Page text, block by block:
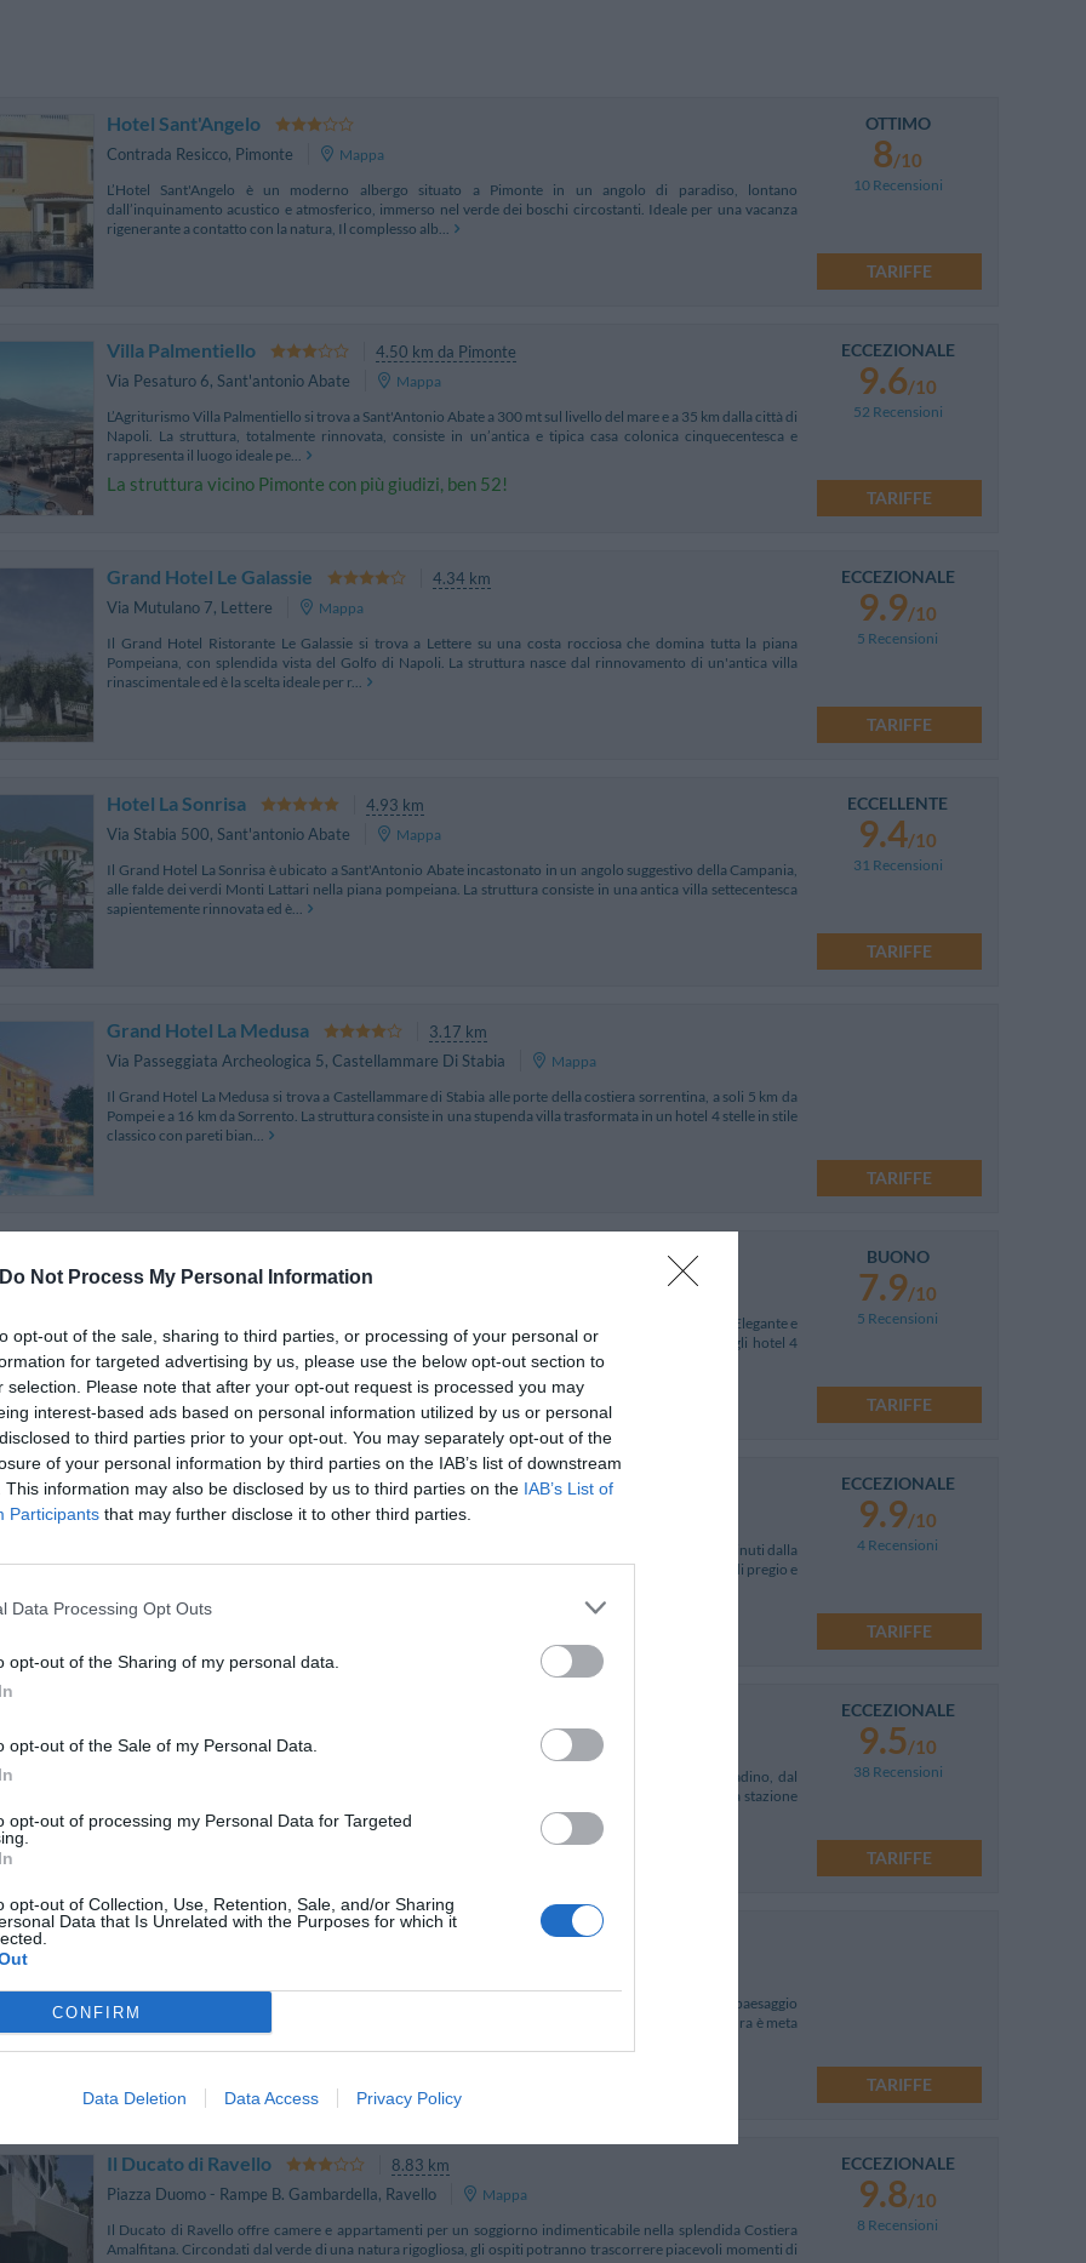
Do Not Process My Personal Information
opt-out of the sale, sharing to third parties, or processing of your personal or
for targeted advertising by us, please use the below opt-out section to
selection. Please note that after your opt-out request is processed you may
interest-based ads based on personal information utilized by us or personal
to third parties prior to your opt-out. You may separately opt-out of the
of your personal information by third parties on the IAB’s list of downstream
This information may also be disclosed by us to third parties on the IAB’s List of
Participants that may further disclose it to other third parties.
Data Processing Opt Outs
opt-out of the Sharing of my personal data.
opt-out of the Sale of my Personal Data.
opt-out of processing my Personal Data for Targeted
opt-out of Collection, Use, Retention, Sale, and/or Sharing
Data that Is Unrelated with the Purposes for which it
CONFIRM
Data Deletion Data Access Privacy Policy
Hotel Sant'Angelo
Contrada Resicco, Pimonte
Mappa
L’Hotel Sant'Angelo è un moderno albergo situato a Pimonte in un angolo di paradiso, lontano
dall’inquinamento acustico e atmosferico, immerso nel verde dei boschi circostanti. Ideale per una vacanza
rigenerante a contatto con la natura, Il complesso alb...
OTTIMO
8/10
10 Recensioni
TARIFFE
Villa Palmentiello
4.50 km da Pimonte
Via Pesaturo 6, Sant'antonio Abate
Mappa
L’Agriturismo Villa Palmentiello si trova a Sant'Antonio Abate a 300 mt sul livello del mare e a 35 km dalla città di
Napoli. La struttura, totalmente rinnovata, consiste in un’antica e tipica casa colonica cinquecentesca e
rappresenta il luogo ideale pe...
La struttura vicino Pimonte con più giudizi, ben 52!
ECCEZIONALE
9.6/10
52 Recensioni
TARIFFE
Grand Hotel Le Galassie
4.34 km
Via Mutulano 7, Lettere
Mappa
Il Grand Hotel Ristorante Le Galassie si trova a Lettere su una costa rocciosa che domina tutta la piana
Pompeiana, con splendida vista del Golfo di Napoli. La struttura nasce dal rinnovamento di un'antica villa
rinascimentale ed è la scelta ideale per r...
ECCEZIONALE
9.9/10
5 Recensioni
TARIFFE
Hotel La Sonrisa
4.93 km
Via Stabia 500, Sant'antonio Abate
Mappa
Il Grand Hotel La Sonrisa è ubicato a Sant'Antonio Abate incastonato in un angolo suggestivo della Campania,
alle falde dei verdi Monti Lattari nella piana pompeiana. La struttura consiste in una antica villa settecentesca
sapientemente rinnovata ed è...
ECCELLENTE
9.4/10
31 Recensioni
TARIFFE
Grand Hotel La Medusa
3.17 km
Via Passeggiata Archeologica 5, Castellammare Di Stabia
Mappa
Il Grand Hotel La Medusa si trova a Castellammare di Stabia alle porte della costiera sorrentina, a soli 5 km da
Pompei e a 16 km da Sorrento. La struttura consiste in una stupenda villa trasformata in un hotel 4 stelle in stile
classico con pareti bian...
TARIFFE
Via Panoramica 119,Castellamare Di Stabia
La Panoramica Hotel è situato a Castellammare Di Stabia nel cuore dello splendido Golfo di Napoli. Elegante e
raffinato, offre ambienti curati in ogni dettaglio, arricchiti con i comfort e i servizi immancabili negli hotel 4
stelle della Penisola Sorrent...
BUONO
7.9/10
5 Recensioni
TARIFFE
Hotel Villa Gabrisa
5.73 km
Via Pasitea 223,Positano
Mappa
L’Hotel Villa Gabrisa è un piccolo albergo di lusso situato nel centro storico di Positano, a circa 15 minuti dalla
spiagge e dal mare. Le camere offrono una splendida vista panoramica e si distinguono per gli arredi di pregio e
ECCEZIONALE
9.9/10
4 Recensioni
TARIFFE
Viale Unità D'Italia 16/A ,Pompei
L'Hotel Pompei Resort è un prestigioso hotel 4 stelle, a breve distanza dagli Scavi, dal centro cittadino, dal
celebre Santuario della Beata Vergine del Rosario e in prossimità dello svincolo dell’autostrada, della stazione
Circumvesuviana di Pompei e del...
ECCEZIONALE
9.5/10
38 Recensioni
TARIFFE
L'Hosteria di Bacco sorge una tipica altura della costa amalfitana da cui è emozionante ammirare il paesaggio
che di notte viene illuminato dalle luci delle lampare. A breve distanza da Amalfi e Positano, la struttura è meta
TARIFFE
Il Ducato di Ravello
8.83 km
Piazza Duomo - Rampe B. Gambardella, Ravello
Mappa
Il Ducato di Ravello offre camere e appartamenti per un soggiorno indimenticabile nella splendida Costiera
Amalfitana. Circondati dal verde di una natura rigogliosa, gli ospiti potranno trascorrere piacevoli momenti di
ECCEZIONALE
9.8/10
8 Recensioni